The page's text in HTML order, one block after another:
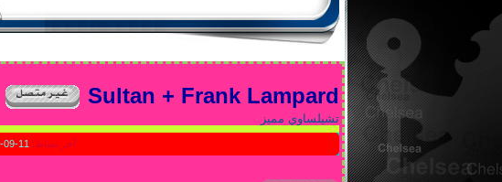
Sultan + Frank Lampard
تشيلساوي مميز
آخر نشاط: